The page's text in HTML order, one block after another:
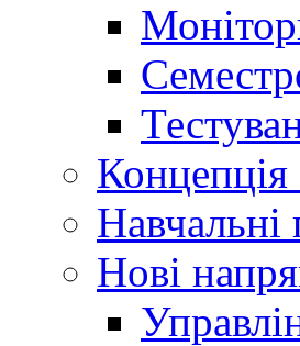
Концепція
Навчальні
Нові